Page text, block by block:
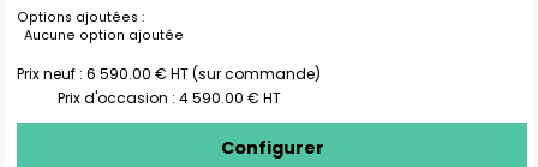
Options ajoutées :
Aucune option ajoutée
Prix neuf :6 590.00 € HT (sur commande)
Prix d'occasion : 4 590.00 € HT
Configurer